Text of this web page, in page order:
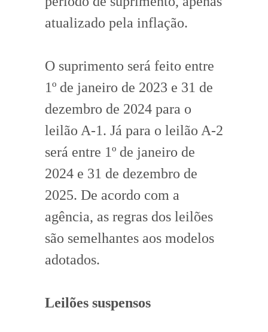
atualizado pela inflação.
O suprimento será feito entre
1º de janeiro de 2023 e 31 de
dezembro de 2024 para o
leilão A-1. Já para o leilão A-2
será entre 1º de janeiro de
2024 e 31 de dezembro de
2025. De acordo com a
agência, as regras dos leilões
são semelhantes aos modelos
adotados.
Leilões suspensos